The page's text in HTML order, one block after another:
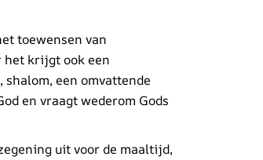
toewensen van
het krijgt ook een
een omvattende
en vraagt wederom Gods
uit voor de maaltijd,